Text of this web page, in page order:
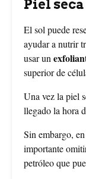
Piel seca
El sol puede
ayudar a nutrir
usar un
superior de
Una vez la piel
llegado la hora
Sin embargo,
importante
petróleo que